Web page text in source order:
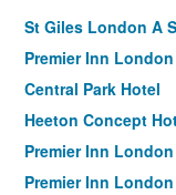
St Giles London A
Premier Inn
Central Park Hotel
Heeton Concept
Premier Inn
Premier Inn